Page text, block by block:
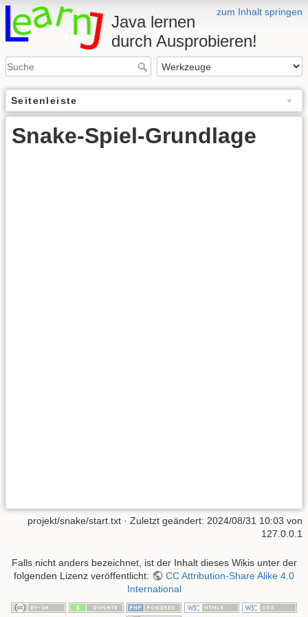
zum Inhalt springen
Java lernen
durch Ausprobieren!
Seitenleiste
Snake-Spiel-Grundlage
projekt/snake/start.txt · Zuletzt geändert: 2024/08/31 10:03 von
127.0.0.1
Falls nicht anders bezeichnet, ist der Inhalt dieses Wikis unter der
folgenden Lizenz veröffentlicht:
CC Attribution-Share Alike 4.0
International